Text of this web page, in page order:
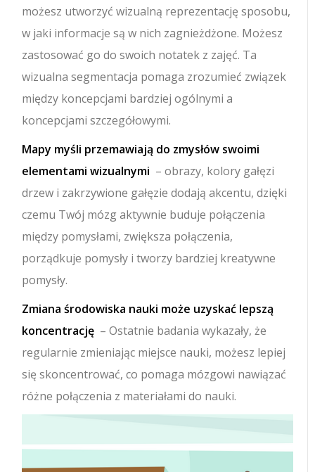
możesz utworzyć wizualną reprezentację sposobu,
w jaki informacje są w nich zagnieżdżone. Możesz
zastosować go do swoich notatek z zajęć. Ta
wizualna segmentacja pomaga zrozumieć związek
między koncepcjami bardziej ogólnymi a
koncepcjami szczegółowymi.
Mapy myśli przemawiają do zmysłów swoimi
elementami wizualnymi – obrazy, kolory gałęzi
drzew i zakrzywione gałęzie dodają akcentu, dzięki
czemu Twój mózg aktywnie buduje połączenia
między pomysłami, zwiększa połączenia,
porządkuje pomysły i tworzy bardziej kreatywne
pomysły.
Zmiana środowiska nauki może uzyskać lepszą
koncentrację – Ostatnie badania wykazały, że
regularnie zmieniając miejsce nauki, możesz lepiej
się skoncentrować, co pomaga mózgowi nawiązać
różne połączenia z materiałami do nauki.